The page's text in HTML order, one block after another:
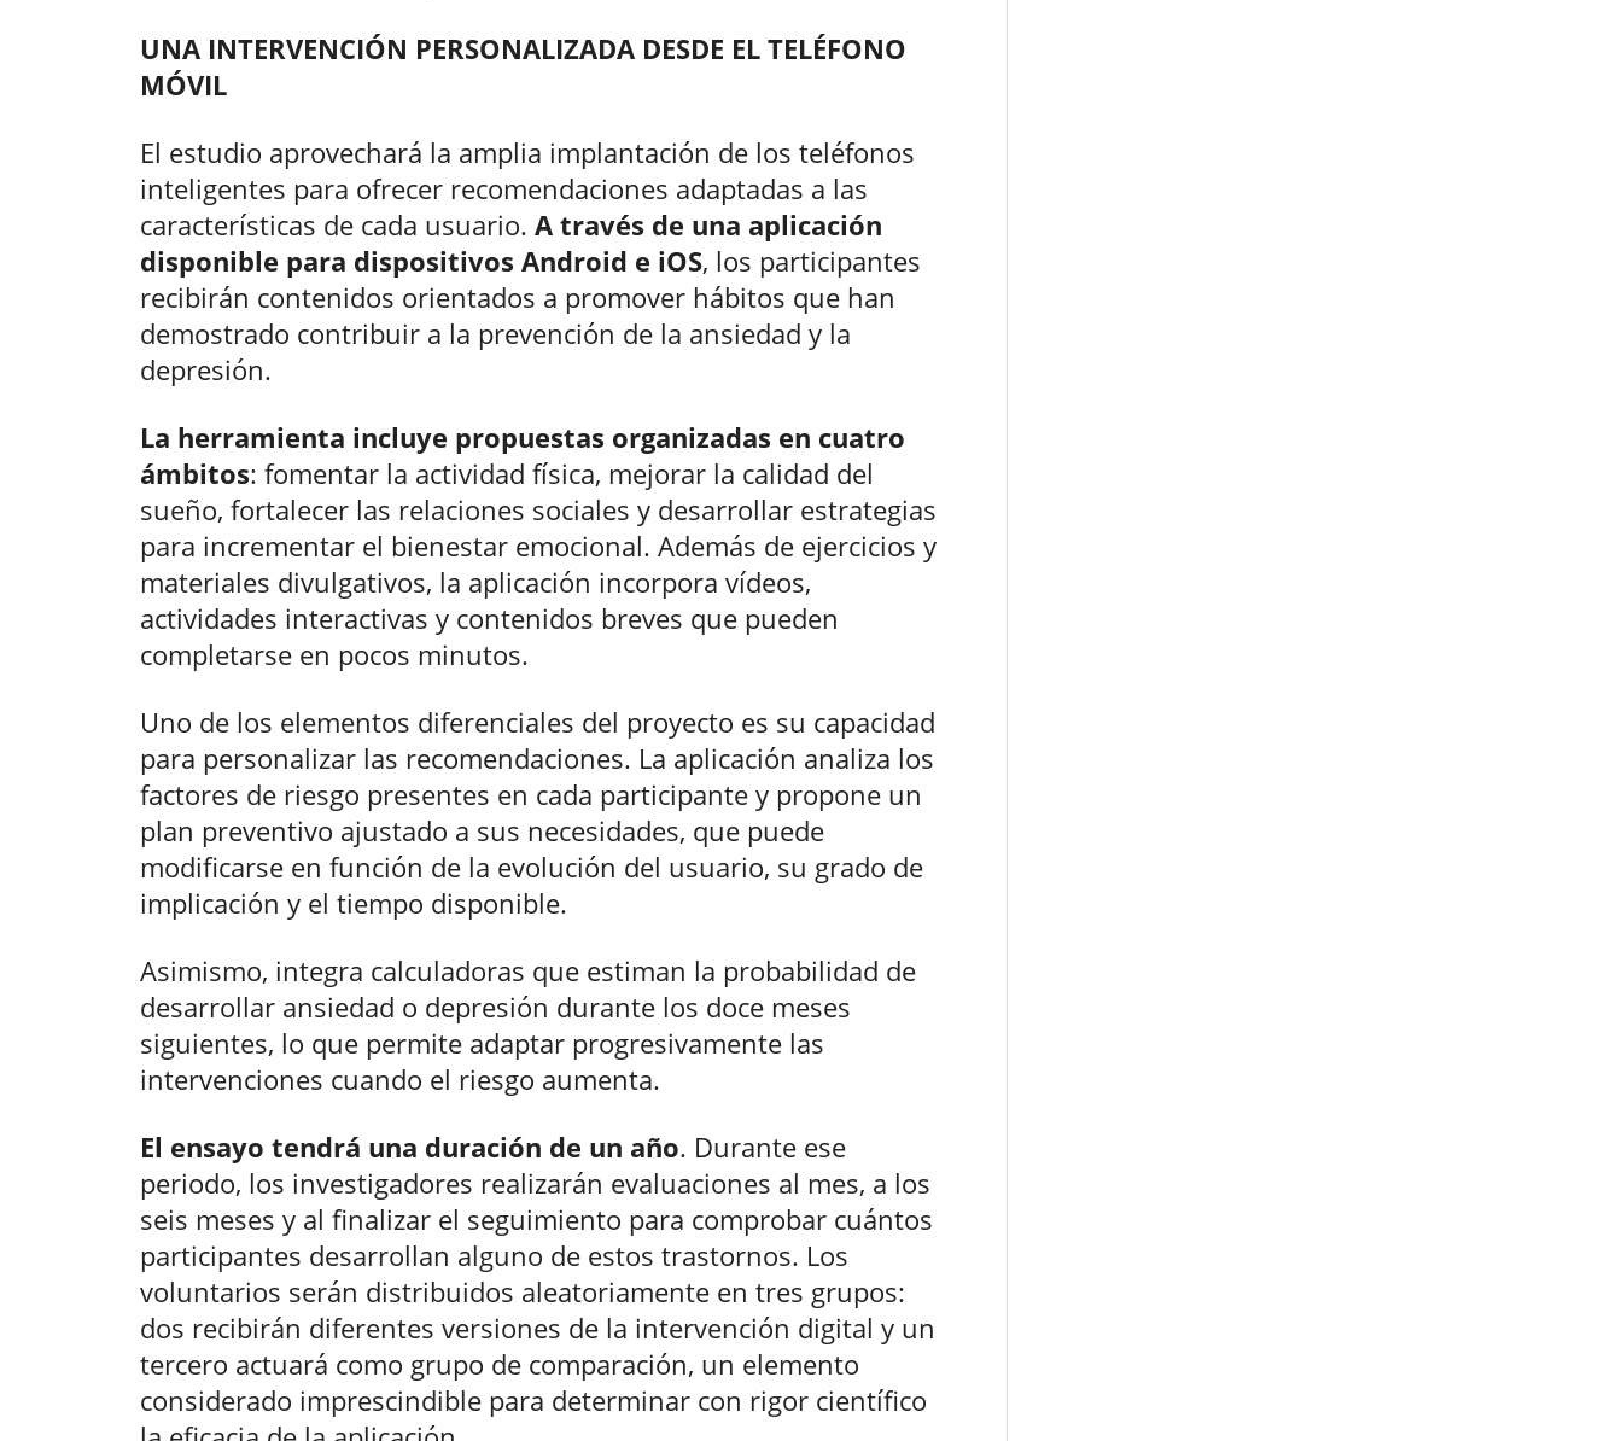
UNA INTERVENCIÓN PERSONALIZADA DESDE EL TELÉFONO
MÓVIL
El estudio aprovechará la amplia implantación de los teléfonos
inteligentes para ofrecer recomendaciones adaptadas a las
características de cada usuario. A través de una aplicación
disponible para dispositivos Android e iOS, los participantes
recibirán contenidos orientados a promover hábitos que han
demostrado contribuir a la prevención de la ansiedad y la
depresión.
La herramienta incluye propuestas organizadas en cuatro
ámbitos: fomentar la actividad física, mejorar la calidad del
sueño, fortalecer las relaciones sociales y desarrollar estrategias
para incrementar el bienestar emocional. Además de ejercicios y
materiales divulgativos, la aplicación incorpora vídeos,
actividades interactivas y contenidos breves que pueden
completarse en pocos minutos.
Uno de los elementos diferenciales del proyecto es su capacidad
para personalizar las recomendaciones. La aplicación analiza los
factores de riesgo presentes en cada participante y propone un
plan preventivo ajustado a sus necesidades, que puede
modificarse en función de la evolución del usuario, su grado de
implicación y el tiempo disponible.
Asimismo, integra calculadoras que estiman la probabilidad de
desarrollar ansiedad o depresión durante los doce meses
siguientes, lo que permite adaptar progresivamente las
intervenciones cuando el riesgo aumenta.
El ensayo tendrá una duración de un año. Durante ese
periodo, los investigadores realizarán evaluaciones al mes, a los
seis meses y al finalizar el seguimiento para comprobar cuántos
participantes desarrollan alguno de estos trastornos. Los
voluntarios serán distribuidos aleatoriamente en tres grupos:
dos recibirán diferentes versiones de la intervención digital y un
tercero actuará como grupo de comparación, un elemento
considerado imprescindible para determinar con rigor científico